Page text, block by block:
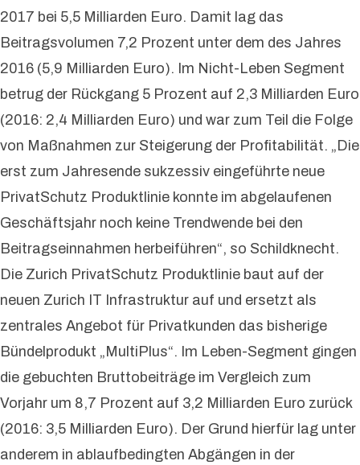
2017 bei 5,5 Milliarden Euro. Damit lag das
Beitragsvolumen 7,2 Prozent unter dem des Jahres
2016 (5,9 Milliarden Euro). Im Nicht-Leben Segment
betrug der Rückgang 5 Prozent auf 2,3 Milliarden Euro
(2016: 2,4 Milliarden Euro) und war zum Teil die Folge
von Maßnahmen zur Steigerung der Profitabilität. „Die
erst zum Jahresende sukzessiv eingeführte neue
PrivatSchutz Produktlinie konnte im abgelaufenen
Geschäftsjahr noch keine Trendwende bei den
Beitragseinnahmen herbeiführen“, so Schildknecht.
Die Zurich PrivatSchutz Produktlinie baut auf der
neuen Zurich IT Infrastruktur auf und ersetzt als
zentrales Angebot für Privatkunden das bisherige
Bündelprodukt „MultiPlus“. Im Leben-Segment gingen
die gebuchten Bruttobeiträge im Vergleich zum
Vorjahr um 8,7 Prozent auf 3,2 Milliarden Euro zurück
(2016: 3,5 Milliarden Euro). Der Grund hierfür lag unter
anderem in ablaufbedingten Abgängen in der